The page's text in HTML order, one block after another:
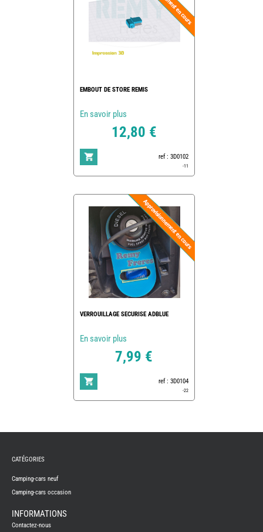
EMBOUT DE STORE REMIS
En savoir plus
12,80 €
ref : 3D0102
-11
VERROUILLAGE SECURISE ADBLUE
En savoir plus
7,99 €
ref : 3D0104
-22
CAMPING-
NEUFS
CAMPING-
CAMPING-
CATÉGORIES
Camping-cars neuf
Camping-cars occasion
INFORMATIONS
Contactez-nous